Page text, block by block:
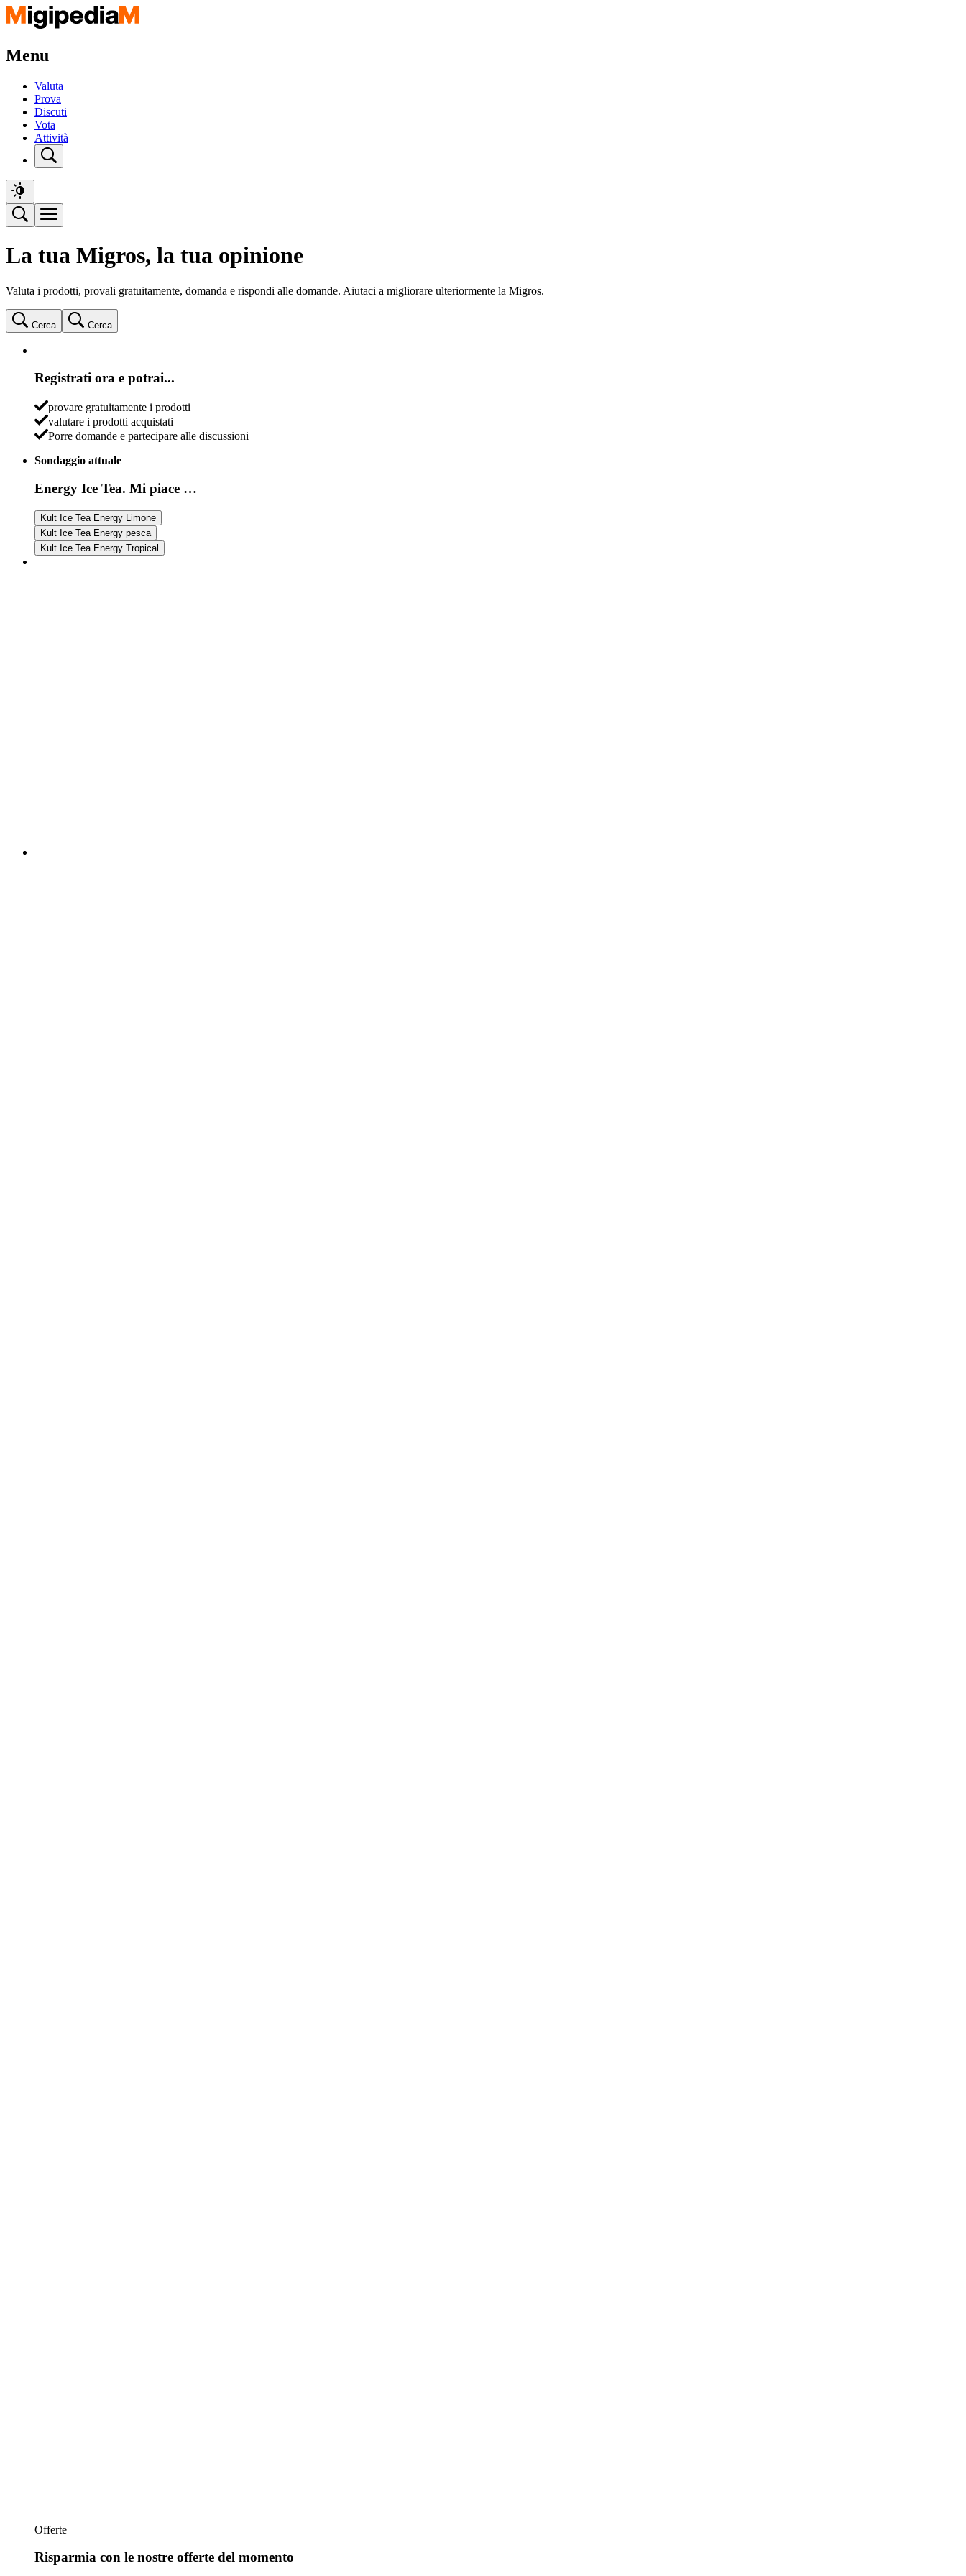
Menu
Valuta
Prova
Discuti
Vota
Attività
La tua Migros, la tua opinione
Valuta i prodotti, provali gratuitamente, domanda e rispondi alle domande. Aiutaci a migliorare ulteriormente la Migros.
Cerca Cerca
Registrati ora e potrai...
provare gratuitamente i prodotti
valutare i prodotti acquistati
Porre domande e partecipare alle discussioni
Sondaggio attuale
Energy Ice Tea. Mi piace …
Kult Ice Tea Energy Limone
Kult Ice Tea Energy pesca
Kult Ice Tea Energy Tropical
Offerte
Risparmia con le nostre offerte del momento